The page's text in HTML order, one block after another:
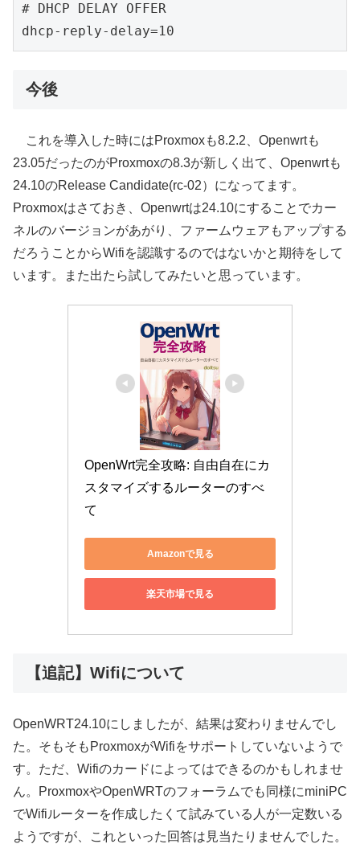
# DHCP DELAY OFFER
dhcp-reply-delay=10
今後
これを導入した時にはProxmoxも8.2.2、Openwrtも
23.05だったのがProxmoxの8.3が新しく出て、Openwrtも
24.10のRelease Candidate(rc-02）になってます。
Proxmoxはさておき、Openwrtは24.10にすることでカー
ネルのバージョンがあがり、ファームウェアもアップする
だろうことからWifiを認識するのではないかと期待をして
います。また出たら試してみたいと思っています。
OpenWrt完全攻略: 自由自在にカ
スタマイズするルーターのすべ
て
Amazonで見る
楽天市場で見る
【追記】Wifiについて
OpenWRT24.10にしましたが、結果は変わりませんでし
た。そもそもProxmoxがWifiをサポートしていないようで
す。ただ、Wifiのカードによってはできるのかもしれませ
ん。ProxmoxやOpenWRTのフォーラムでも同様にminiPC
でWifiルーターを作成したくて試みている人が一定数いる
ようですが、これといった回答は見当たりませんでした。